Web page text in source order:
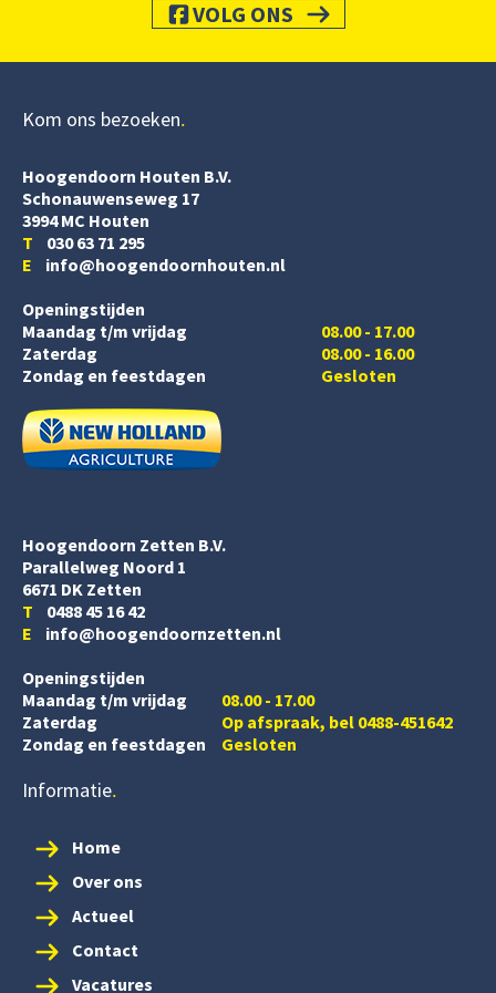
VOLG ONS
Kom ons bezoeken
Hoogendoorn Houten B.V.
Schonauwenseweg 17
3994 MC Houten
T 030 63 71 295
E info@hoogendoornhouten.nl
Openingstijden
Maandag t/m vrijdag
Zaterdag
08.00 - 17.00
08.00 - 16.00
Zondag en feestdagen
Gesloten
Hoogendoorn Zetten B.V.
Parallelweg Noord 1
6671 DK Zetten
T 0488 45 16 42
E info@hoogendoornzetten.nl
Openingstijden
Maandag t/m vrijdag
08.00 - 17.00
Zaterdag
Op afspraak, bel 0488-451642
Zondag en feestdagen
Gesloten
Informatie
Home
Over ons
Actueel
Contact
Vacatures